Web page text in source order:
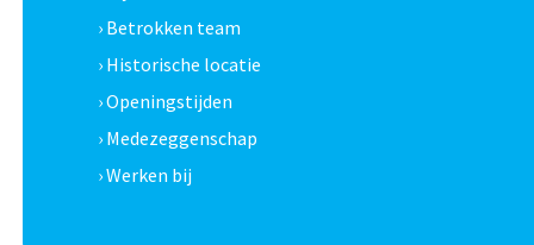
› Betrokken team
› Historische locatie
› Openingstijden
› Medezeggenschap
› Werken bij